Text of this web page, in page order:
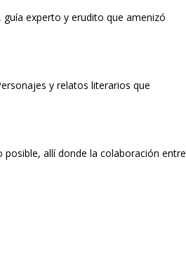
experto y erudito que amenizó
y relatos literarios que
allí donde la colaboración entre